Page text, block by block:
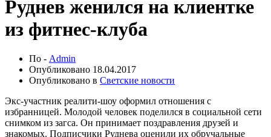
Руднев женился на клиентке
из фитнес-клуба
По - Admin
Опубликовано 18.04.2017
Опубликовано в Светские новости
Экс-участник реалити-шоу оформил отношения с
избранницей. Молодой человек поделился в социальной сети
снимком из загса. Он принимает поздравления друзей и
знакомых. Подписчики Руднева оценили их обручальные